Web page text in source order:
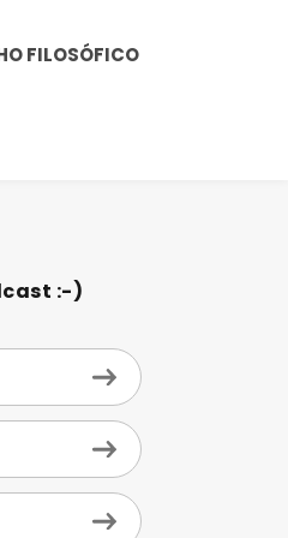
FILOSÓFICO
:-)